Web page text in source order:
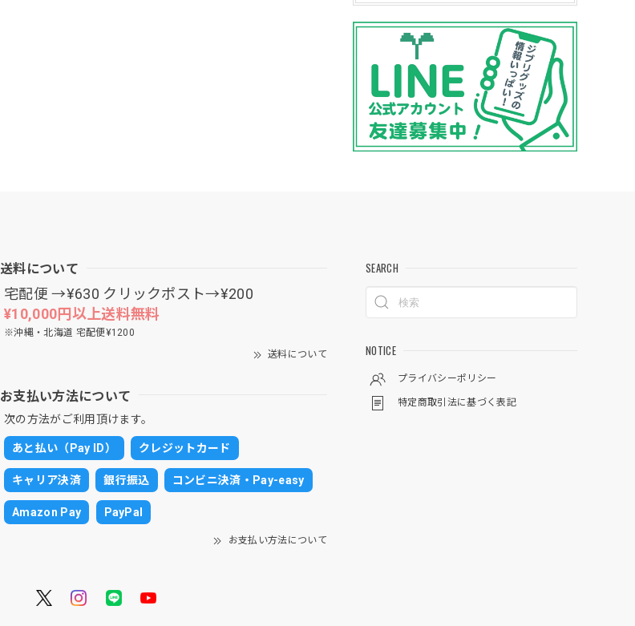
送料について
宅配便 →¥630 クリックポスト→¥200
¥10,000円以上送料無料
※沖縄・北海道 宅配便¥1200
送料について
お支払い方法について
次の方法がご利用頂けます。
あと払い（Pay ID） クレジットカード
キャリア決済 銀行振込 コンビニ決済・Pay-easy
Amazon Pay PayPal
お支払い方法について
SEARCH
NOTICE
プライバシーポリシー
特定商取引法に基づく表記